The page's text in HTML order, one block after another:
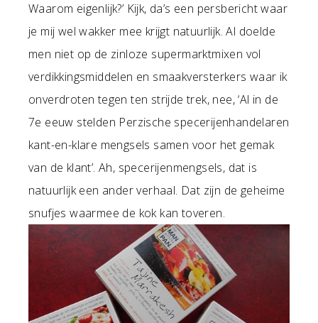
Waarom eigenlijk?’ Kijk, da’s een persbericht waar
je mij wel wakker mee krijgt natuurlijk. Al doelde
men niet op de zinloze supermarktmixen vol
verdikkingsmiddelen en smaakversterkers waar ik
onverdroten tegen ten strijde trek, nee, ‘Al in de
7e eeuw stelden Perzische specerijenhandelaren
kant-en-klare mengsels samen voor het gemak
van de klant’. Ah, specerijenmengsels, dat is
natuurlijk een ander verhaal. Dat zijn de geheime
snufjes waarmee de kok kan toveren.